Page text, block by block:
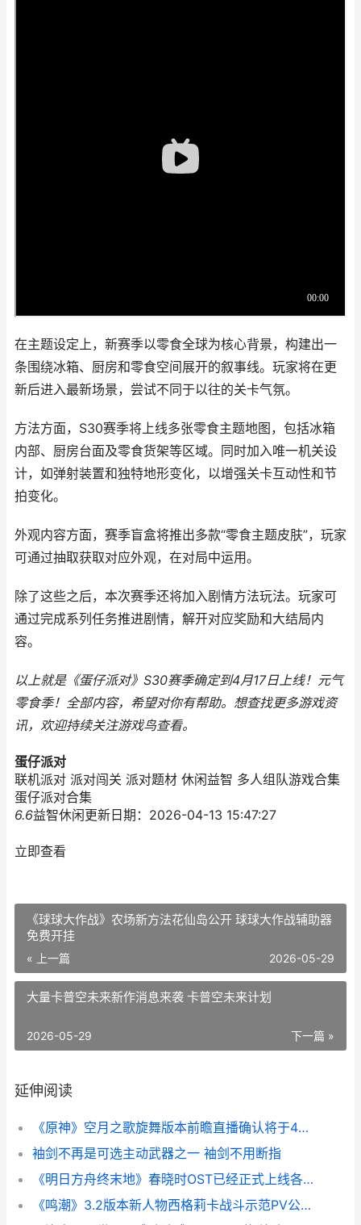
在主题设定上，新赛季以零食全球为核心背景，构建出一
条围绕冰箱、厨房和零食空间展开的叙事线。玩家将在更
新后进入最新场景，尝试不同于以往的关卡气氛。
方法方面，S30赛季将上线多张零食主题地图，包括冰箱
内部、厨房台面及零食货架等区域。同时加入唯一机关设
计，如弹射装置和独特地形变化，以增强关卡互动性和节
拍变化。
外观内容方面，赛季盲盒将推出多款“零食主题皮肤”，玩家
可通过抽取获取对应外观，在对局中运用。
除了这些之后，本次赛季还将加入剧情方法玩法。玩家可
通过完成系列任务推进剧情，解开对应奖励和大结局内
容。
以上就是《蛋仔派对》S30赛季确定到4月17日上线！元气
零食季！全部内容，希望对你有帮助。 想查找更多游戏资
讯，欢迎持续关注游戏鸟查看。
蛋仔派对
联机派对 派对闯关 派对题材 休闲益智 多人组队游戏合集
蛋仔派对合集
6.6益智休闲更新日期：2026-04-13 15:47:27
立即查看
《球球大作战》农场新方法花仙岛公开 球球大作战辅助器
免费开挂
« 上一篇 2026-05-29
大量卡普空未来新作消息来袭 卡普空未来计划
下一篇 »
2026-05-29
延伸阅读
《原神》空月之歌旋舞版本前瞻直播确认将于4月8日正式播出 原神空月之歌官方下载正版
袖剑不再是可选主动武器之一 袖剑不用断指
《明日方舟终末地》春晓时OST已经正式上线各大音乐平台 明日方舟终末地
《鸣潮》3.2版本新人物西格莉卡战斗示范PV公开 潮鸣前奏